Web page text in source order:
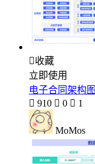
收藏
立即使用
电子合同架构图
 910  0  1
MoMos